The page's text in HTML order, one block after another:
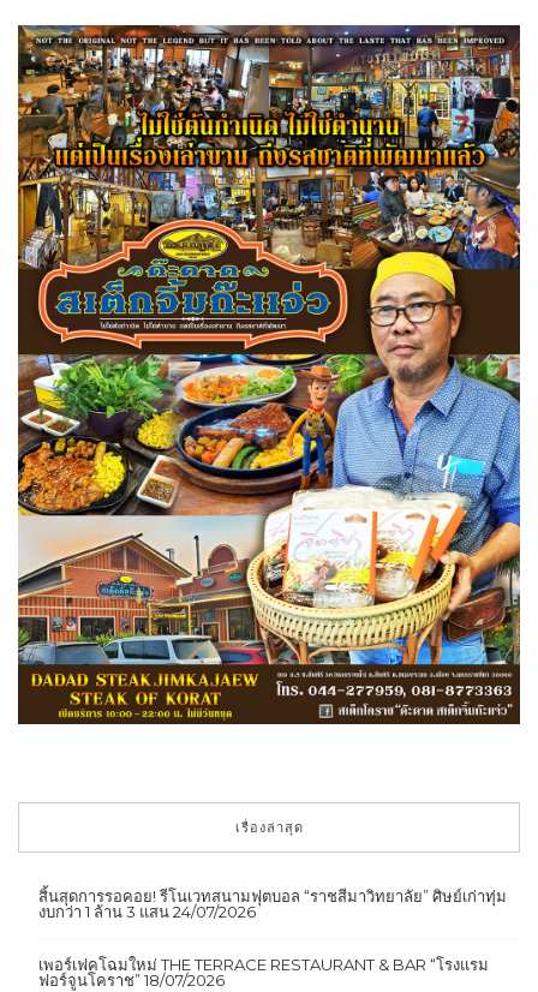
เรื่องล่าสุด
สิ้นสุดการรอคอย! รีโนเวทสนามฟุตบอล “ราชสีมาวิทยาลัย” ศิษย์เก่าทุ่ม
งบกว่า 1 ล้าน 3 แสน 24/07/2026
เพอร์เฟคโฉมใหม่ THE TERRACE RESTAURANT & BAR “โรงแรม
ฟอร์จูนโคราช” 18/07/2026